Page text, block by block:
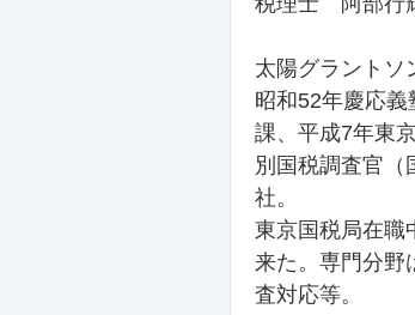
太陽グラント
昭和52年慶応
課、平成7年東
別国税調査官（
社。
東京国税局在職
来た。専門分野
査対応等。